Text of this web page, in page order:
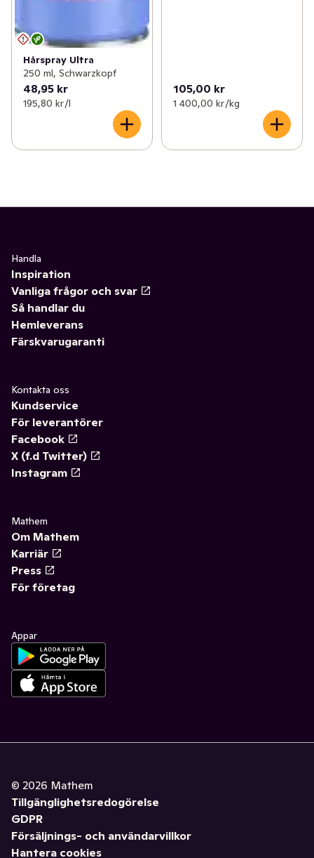
Hårspray Ultra
250 ml, Schwarzkopf
48,95 kr
195,80 kr /l
105,00 kr
1 400,00 kr /kg
Handla
Inspiration
Vanliga frågor och svar
Så handlar du
Hemleverans
Färskvarugaranti
Kontakta oss
Kundservice
För leverantörer
Facebook
X (f.d Twitter)
Instagram
Mathem
Om Mathem
Karriär
Press
För företag
Appar
© 2026 Mathem
Tillgänglighetsredogörelse
GDPR
Försäljnings- och användarvillkor
Hantera cookies